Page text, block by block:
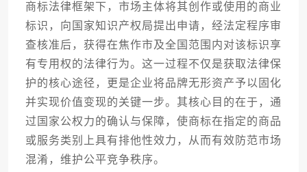
商标法律框架下，市场主体将其创作或使用的商业
标识，向国家知识产权局提出申请，经法定程序审
查核准后，获得在焦作市及全国范围内对该标识享
有专用权的法律行为。这一过程不仅是获取法律保
护的核心途径，更是企业将品牌无形资产予以固化
并实现价值变现的关键一步。其核心目的在于，通
过国家公权力的确认与保障，使商标在指定的商品
或服务类别上具有排他性效力，从而有效防范市场
混淆，维护公平竞争秩序。